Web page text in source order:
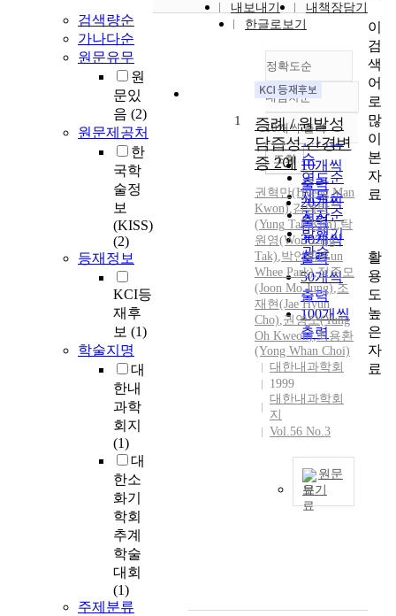
검색량순
가나다순
원문유무
원
문있
음 (2)
원문제공처
한
국학
술정
보
(KISS)
(2)
등재정보
KCI등
재후
보 (1)
학술지명
대
한내
과학
회지
(1)
대
한소
화기
학회
추계
학술
대회
(1)
주제분류
내보내기
내책장담기
한글로보기
정확도순
정확도
순
인기도
순
연도순
제목순
저자순
발행기
관순
내림차순
내림차순
10개씩 출력
10개씩
출력
20개씩
출력
30개씩
출력
50개씩
출력
100개씩
출력
조회
1
증례 / 원발성
담즙성 간경변
증 2예
권혁만(Hyeog Man
Kwon),김영탁
(Yung Tak Kim),탁
원영(WonYung
Tak),박언휘(Eun
Whee Park),정준모
(Joon Mo Jung),조
재현(Jae Hyun
Cho),권영오(Yung
Oh Kweon),최용환
(Yong Whan Choi)
대한내과학회
1999
대한내과학회
지
Vol.56 No.3
원문
보기
이
검
색
어
로
많
이
본
자
료
활
용
도
높
은
자
료